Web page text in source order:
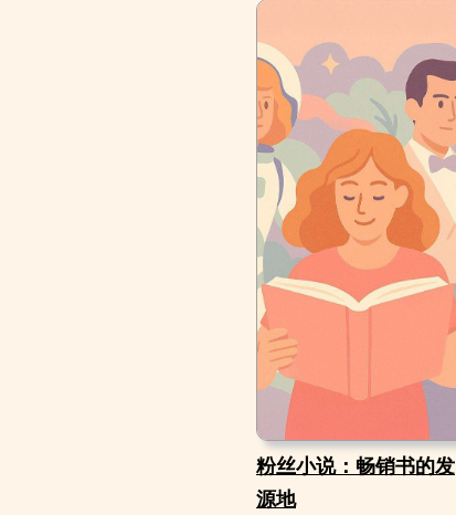
粉丝小说：畅销书的发
源地